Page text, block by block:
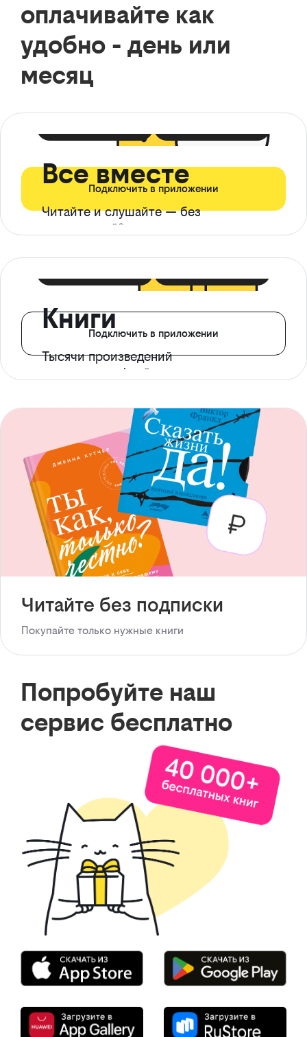
оплачивайте как
удобно - день или
месяц
Все вместе
Читайте и слушайте — без
ограничений*
Подключить в приложении
Книги
Тысячи произведений
с доступом офлайн
Подключить в приложении
Читайте без подписки
Покупайте только нужные книги
Попробуйте наш
сервис бесплатно